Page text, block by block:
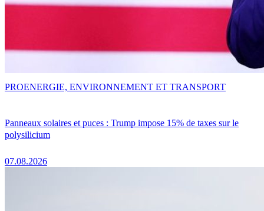
Panneaux solaires et puces : Trump impose 15% de taxes sur le
polysilicium
07.08.2026
PROENERGIE, ENVIRONNEMENT ET TRANSPORT